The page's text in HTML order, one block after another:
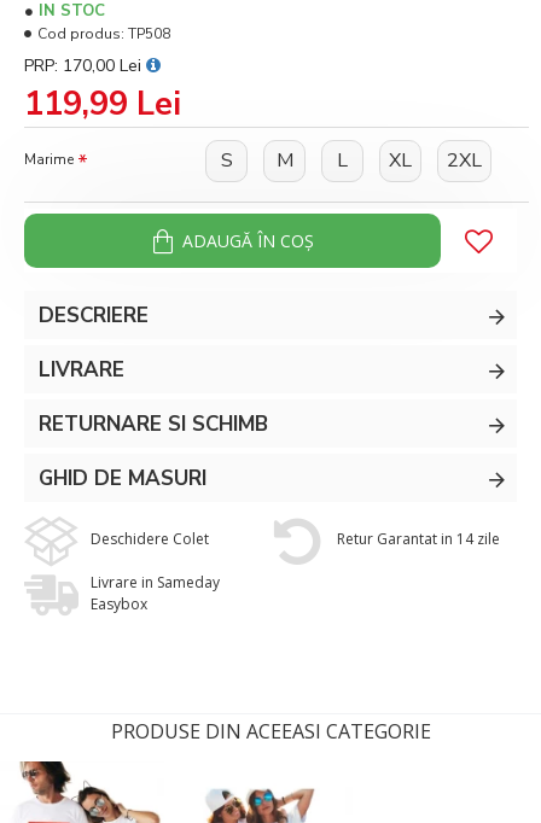
119,99 Lei
PRP: 170,00 Lei
IN STOC
Cod produs: TP508
Marime S M L XL 2XL
ADAUGĂ ÎN COŞ
DESCRIERE
LIVRARE
RETURNARE SI SCHIMB
GHID DE MASURI
Deschidere Colet Retur Garantat in 14 zile
Livrare in Sameday
Easybox
PRODUSE DIN ACEEASI CATEGORIE